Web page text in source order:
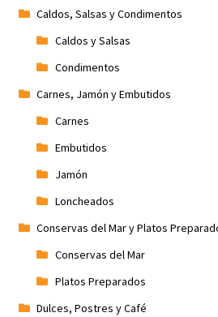
Caldos, Salsas y Condimentos
Caldos y Salsas
Condimentos
Carnes, Jamón y Embutidos
Carnes
Embutidos
Jamón
Loncheados
Conservas del Mar y Platos
Conservas del Mar
Platos Preparados
Dulces, Postres y Café